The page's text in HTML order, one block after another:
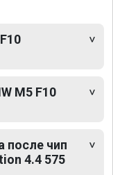
M5 F10
после чип
4.4 575